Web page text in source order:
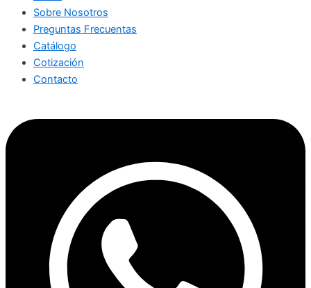
Sobre Nosotros
Preguntas Frecuentas
Catálogo
Cotización
Contacto